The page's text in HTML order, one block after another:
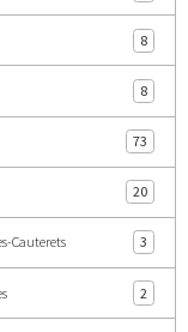
8
8
73
20
Cauterets 3
2